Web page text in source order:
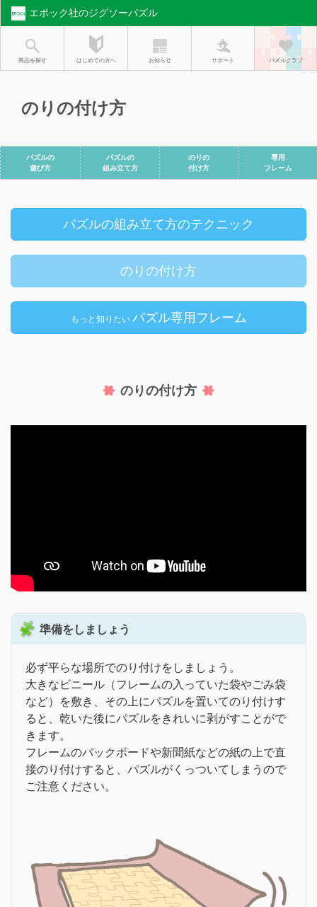
エポック社のジグソーパズル
商品を探す はじめての方へ お知らせ サポート パズルクラブ
のりの付け方
パズルの
遊び方
パズルの
組み立て方
のりの
付け方
専用
フレーム
パズルの組み立て方のテクニック
のりの付け方
もっと知りたい パズル専用フレーム
のりの付け方
準備をしましょう
必ず平らな場所でのり付けをしましょう。
大きなビニール（フレームの入っていた袋やごみ袋
など）を敷き、その上にパズルを置いてのり付けす
ると、乾いた後にパズルをきれいに剥がすことがで
きます。
フレームのバックボードや新聞紙などの紙の上で直
接のり付けすると、パズルがくっついてしまうので
ご注意ください。